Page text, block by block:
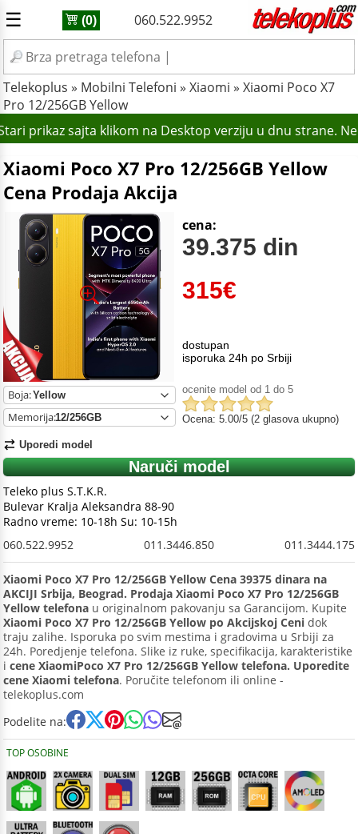
☰ (0) 060.522.9952
Telekoplus » Mobilni Telefoni » Xiaomi » Xiaomi Poco X7
Pro 12/256GB Yellow
prikaz sajta klikom na Desktop verziju u dnu strane.
Xiaomi Poco X7 Pro 12/256GB Yellow
Cena Prodaja Akcija
Boja:
Memorija:
Uporedi model
315€
cena:
39.375 din
dostupan
isporuka 24h po Srbiji
ocenite model od 1 do 5
Ocena: 5.00/5 (2 glasova ukupno)
Naruči model
Teleko plus S.T.K.R.
Bulevar Kralja Aleksandra 88-90
Radno vreme: 10-18h Su: 10-15h
060.522.9952
011.3446.850 011.3444.175
Xiaomi Poco X7 Pro 12/256GB Yellow Cena 39375 dinara na
AKCIJI Srbija, Beograd. Prodaja Xiaomi Poco X7 Pro 12/256GB
Yellow telefona u originalnom pakovanju sa Garancijom. Kupite
Xiaomi Poco X7 Pro 12/256GB Yellow po Akcijskoj Ceni dok
traju zalihe. Isporuka po svim mestima i gradovima u Srbiji za
24h. Poredjenje telefona. Slike iz ruke, specifikacija, karakteristike
i cene XiaomiPoco X7 Pro 12/256GB Yellow telefona. Uporedite
cene Xiaomi telefona. Poručite telefonom ili online -
telekoplus.com
Podelite na:
TOP OSOBINE